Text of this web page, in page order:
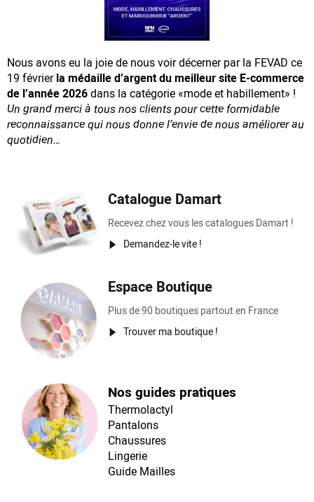
Nous avons eu la joie de nous voir décerner par la FEVAD ce
19 févrierla médaille d’argent du meilleur site E-commerce
de l’année 2026dans la catégorie «mode et habillement» !
Un grand merci à tous nos clients pour cette formidable
reconnaissancequi nous donne l’envie de nous améliorer au
quotidien…
Catalogue Damart
Recevez chez vous les catalogues Damart !
Demandez-le vite !
Espace Boutique
Plus de 90 boutiques partout en France
Trouver ma boutique !
Nos guides pratiques
Thermolactyl
Pantalons
Chaussures
Lingerie
Guide Mailles